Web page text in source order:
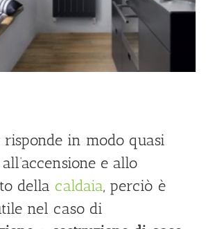
risponde in modo quasi
e allo
della caldaia, perciò è
nel caso di